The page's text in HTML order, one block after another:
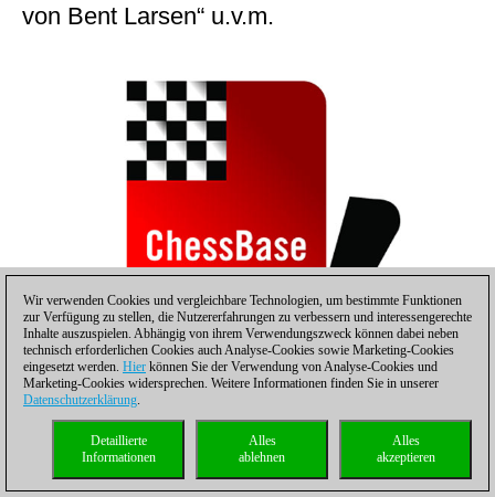
von Bent Larsen“ u.v.m.
Karsten Müllerliefert umfassendes Trainingsmaterial für
sowie Highlights vom ersten Berliner Grand Prix 2022. Beiden
Beiträgen stellt der Hamburger Endspielexperte eine
Wir verwenden Cookies und vergleichbare Technologien, um bestimmte Funktionen
zur Verfügung zu stellen, die Nutzererfahrungen zu verbessern und interessengerechte
Inhalte auszuspielen. Abhängig von ihrem Verwendungszweck können dabei neben
technisch erforderlichen Cookies auch Analyse-Cookies sowie Marketing-Cookies
eingesetzt werden. Hier können Sie der Verwendung von Analyse-Cookies und
Marketing-Cookies widersprechen. Weitere Informationen finden Sie in unserer
Datenschutzerklärung.
Alles
akzeptieren
Alles
ablehnen
Detaillierte
Informationen